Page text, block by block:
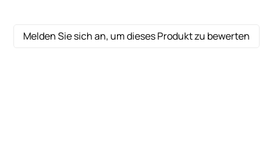
Melden Sie sich an, um dieses Produkt zu bewerten